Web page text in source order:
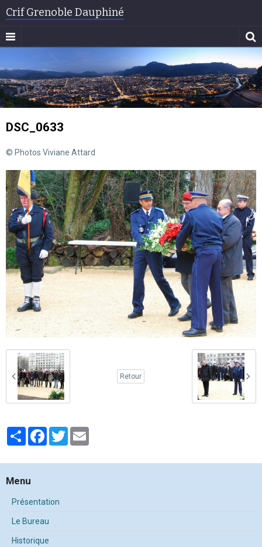
Crif Grenoble Dauphiné
DSC_0633
© Photos Viviane Attard
Retour
PartagerFacebook
Twitter
Menu
Présentation
Le Bureau
Historique